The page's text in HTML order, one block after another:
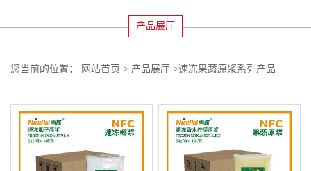
产品展厅
您当前的位置： 网站首页 > 产品展厅 >速冻果蔬原浆系列产品